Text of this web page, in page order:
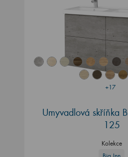
+17
Umyvadlová skříňka
125
Kolekce